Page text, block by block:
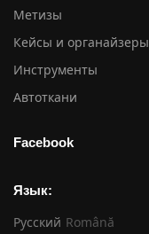
Метизы
Кейсы и органайзеры
Инструменты
Автоткани
Facebook
Язык:
Русский Română